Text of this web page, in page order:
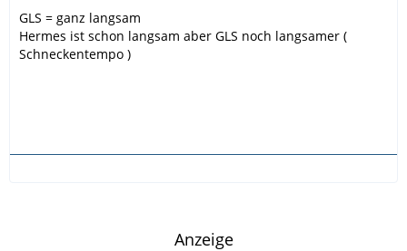
GLS = ganz langsam
Hermes ist schon langsam aber GLS noch langsamer (
Schneckentempo )
Anzeige